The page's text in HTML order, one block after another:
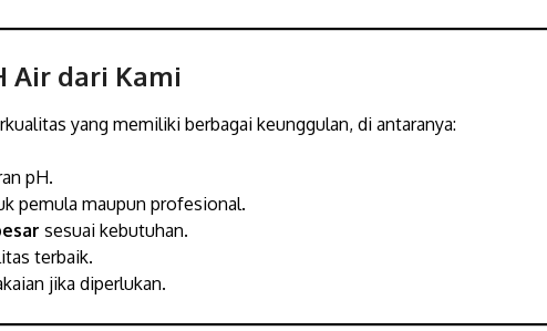
Air dari Kami
yang memiliki berbagai keunggulan, di antaranya:
pH.
pemula maupun profesional.
sesuai kebutuhan.
terbaik.
jika diperlukan.